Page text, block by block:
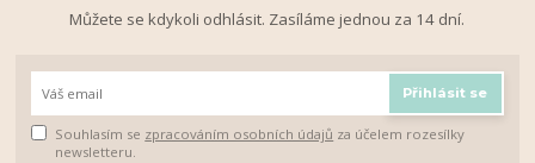
Můžete se kdykoli odhlásit. Zasíláme jednou za 14 dní.
Přihlásit se
Souhlasím se zpracováním osobních údajů za účelem rozesílky
newsletteru.